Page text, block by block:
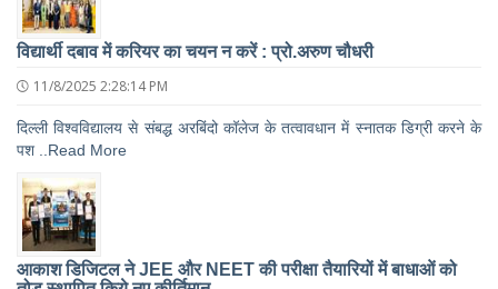
विद्यार्थी दबाव में करियर का चयन न करें : प्रो.अरुण चौधरी
11/8/2025 2:28:14 PM
दिल्ली विश्वविद्यालय से संबद्ध अरबिंदो कॉलेज के तत्वावधान में स्नातक डिग्री करने के
पश ..Read More
आकाश डिजिटल ने JEE और NEET की परीक्षा तैयारियों में बाधाओं को